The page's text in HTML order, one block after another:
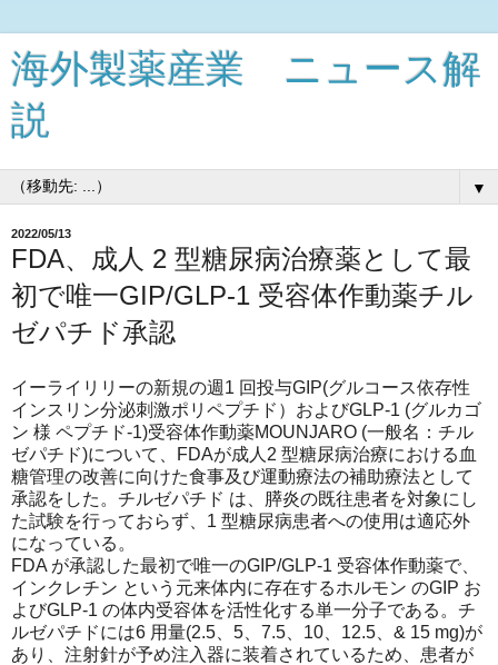
海外製薬産業 ニュース解
説
▼
2022/05/13
FDA、成人 2 型糖尿病治療薬として最
初で唯一GIP/GLP-1 受容体作動薬チル
ゼパチド承認
イーライリリーの新規の週1 回投与GIP(グルコース依存性
インスリン分泌刺激ポリペプチド）およびGLP-1 (グルカゴ
ン 様 ペプチド-1)受容体作動薬MOUNJARO (一般名：チル
ゼパチド)について、FDAが成人2 型糖尿病治療における血
糖管理の改善に向けた食事及び運動療法の補助療法として
承認をした。チルゼパチド は、膵炎の既往患者を対象にし
た試験を行っておらず、1 型糖尿病患者への使用は適応外
になっている。
FDA が承認した最初で唯一のGIP/GLP-1 受容体作動薬で、
インクレチン という元来体内に存在するホルモン のGIP お
よびGLP-1 の体内受容体を活性化する単一分子である。チ
ルゼパチドには6 用量(2.5、5、7.5、10、12.5、& 15 mg)が
あり、注射針が予め注入器に装着されているため、患者が